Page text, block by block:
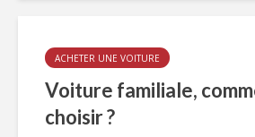
ACHETER UNE VOITURE
Voiture familiale,
choisir ?